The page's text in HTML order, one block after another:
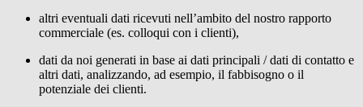
altri eventuali dati ricevuti nell’ambito del nostro rapporto
commerciale (es. colloqui con i clienti),
dati da noi generati in base ai dati principali / dati di contatto e
altri dati, analizzando, ad esempio, il fabbisogno o il
potenziale dei clienti.